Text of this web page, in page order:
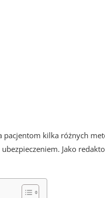
kilka różnych
Jako